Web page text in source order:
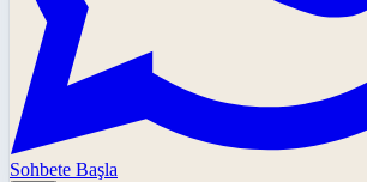
Sohbete Başla